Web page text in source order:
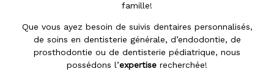
famille!
Que vous ayez besoin de suivis dentaires personnalisés,
de soins en dentisterie générale, d’endodontie, de
prosthodontie ou de dentisterie pédiatrique, nous
possédons l’expertise recherchée!